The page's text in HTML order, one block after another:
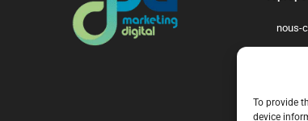
To provide
device
nous-